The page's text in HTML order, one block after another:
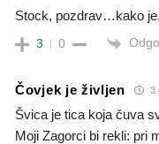
Stock, pozdrav…kako
3 0
Čovjek je življen 3
Švica je tica koja čuva
Moji Zagorci bi rekli: pri